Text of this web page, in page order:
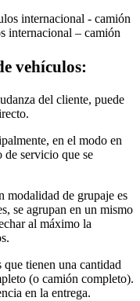
internacional – camión
vehículos:
del cliente, puede
en el modo en
de servicio que se
modalidad de grupaje es
se agrupan en un mismo
al máximo la
tienen una cantidad
(o camión completo).
en la entrega.